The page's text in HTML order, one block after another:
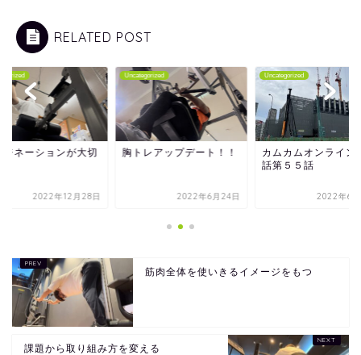
RELATED POST
ジネーションが大切
2022年12月28日
Uncategorized
胸トレアップデート！！
2022年6月24日
Uncategorized
カムカムオンライン
話第５５話
2022年6
筋肉全体を使いきるイメージをもつ
課題から取り組み方を変える